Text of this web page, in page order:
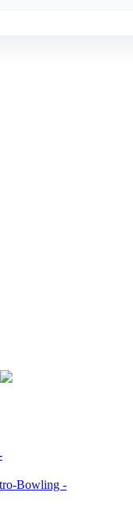
Bowling -